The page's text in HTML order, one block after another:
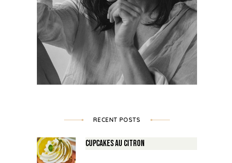
RECENT POSTS
Cupcakes au Citron